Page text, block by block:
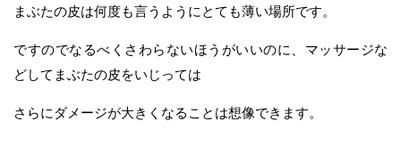
まぶたの皮は何度も言うようにとても薄い場所です。
ですのでなるべくさわらないほうがいいのに、マッサージな
どしてまぶたの皮をいじっては
さらにダメージが大きくなることは想像できます。